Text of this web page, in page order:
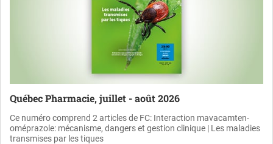
Québec Pharmacie, juillet - août 2026
Ce numéro comprend 2 articles de FC: Interaction mavacamten-
oméprazole: mécanisme, dangers et gestion clinique | Les maladies
transmises par les tiques